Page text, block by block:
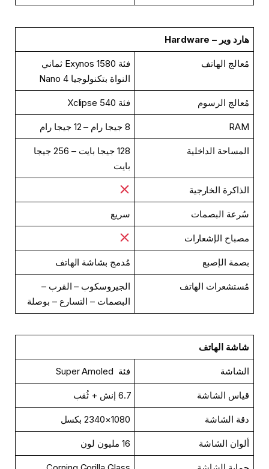
هارد وير – Hardware
مُعالج الهاتف
فئة Exynos 1580 ثماني
النواة بتكنولوجيا 4 Nano
مُعالج الرسوم فئة Xclipse 540
RAM 8 جيجا رام – 12 جيجا رام
المساحة الداخلية
128 جيجا بايت – 256 جيجا
بايت
الذاكرة الخارجية
سُرعة البصمات سريع
مصباح الإشعارات
بصمة الإصبع مُدمج بشاشة الهاتف
مُستشعرات الهاتف
الجيروسكوب – القرب –
البصمات – التسارع – بوصلة
شاشة الهاتف
الشاشة فئة Super Amoled
قياس الشاشة 6.7 إنش + ثُقب
دقة الشاشة 1080×2340 بكسل
ألوان الشاشة 16 مليون لون